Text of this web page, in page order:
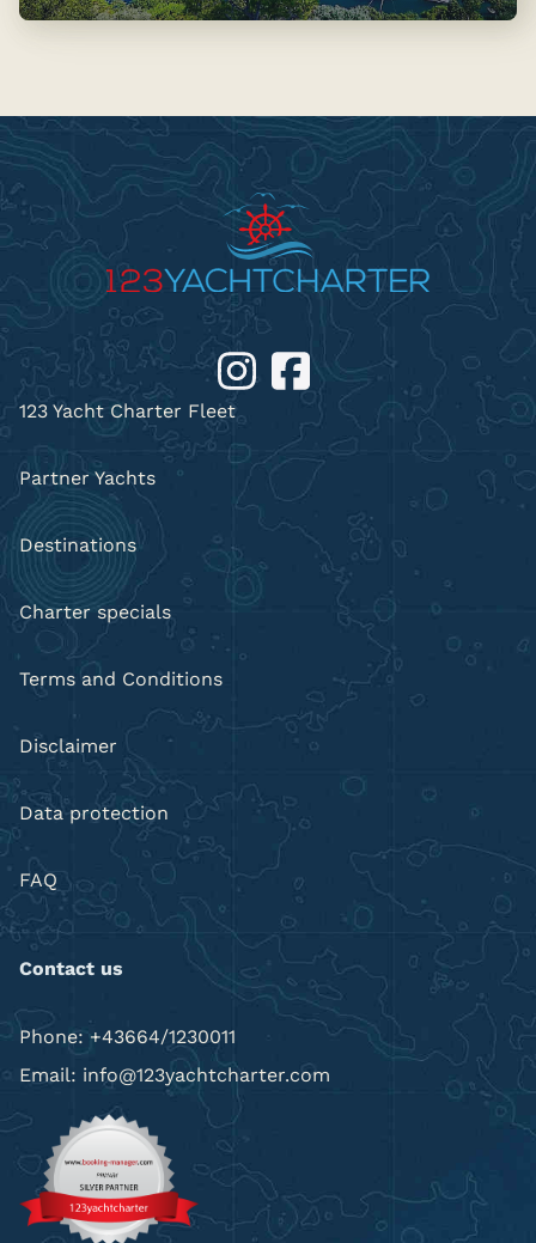
123 Yacht Charter Fleet
Partner Yachts
Destinations
Charter specials
Terms and Conditions
Disclaimer
Data protection
FAQ
Contact us
Phone: +43664/1230011
Email: info@123yachtcharter.com